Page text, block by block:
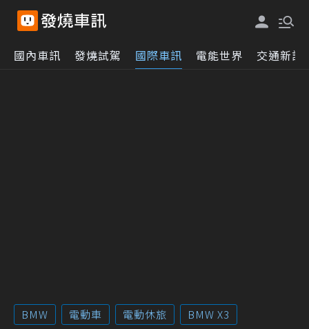
國內車訊 發燒試駕 國際車訊 電能世界 交通新訊
BMW 電動車 電動休旅 BMW X3